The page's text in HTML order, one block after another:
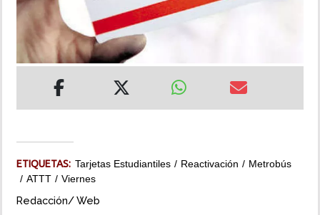
INSÓLITAS
MULTIMEDIA
IMPRESO
ETIQUETAS: Tarjetas Estudiantiles Reactivación
Metrobús
ATTT
Viernes
Redacción/ Web